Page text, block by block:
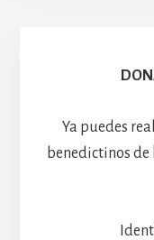
Ya puedes
benedictinos de